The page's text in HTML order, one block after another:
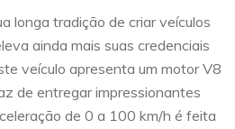
longa tradição de criar veículos
ainda mais suas credenciais
veículo apresenta um motor V8
de entregar impressionantes
de 0 a 100 km/h é feita